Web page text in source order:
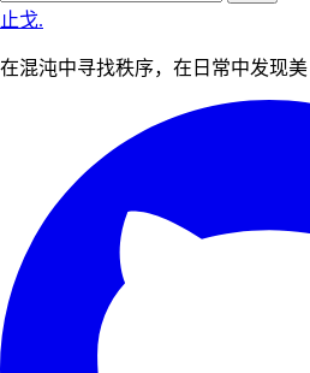
止戈.
在混沌中寻找秩序，在日常中发现美